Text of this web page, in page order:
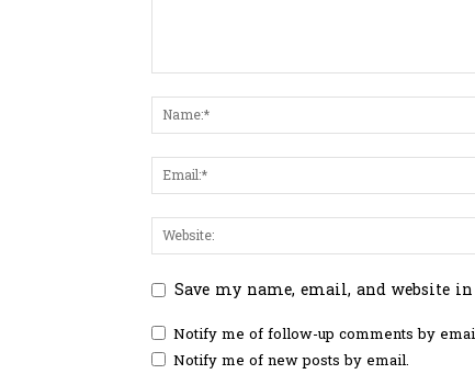
Save my name, email, and website
Notify me of follow-up comments by
Notify me of new posts by email.